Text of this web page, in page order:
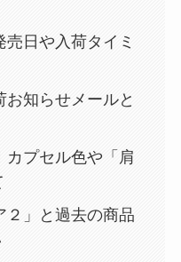
日や入荷タイミ
知らせメールと
カプセル色や「肩
２」と過去の商品